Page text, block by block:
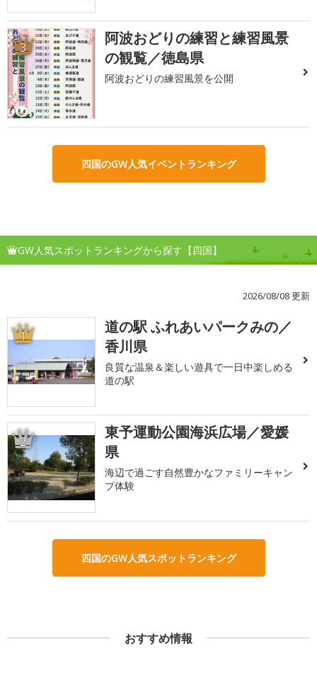
3
阿波おどりの練習と練習風景
の観覧／徳島県
阿波おどりの練習風景を公開
四国のGW人気イベントランキング
GW人気スポットランキングから探す【四国】
2026/08/08 更新
1
道の駅 ふれあいパークみの／
香川県
良質な温泉＆楽しい遊具で一日中楽しめる
道の駅
2
東予運動公園海浜広場／愛媛
県
海辺で過ごす自然豊かなファミリーキャン
プ体験
四国のGW人気スポットランキング
おすすめ情報